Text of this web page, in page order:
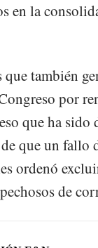
en la
que también
por
que ha sido
que un fallo
ordenó
de